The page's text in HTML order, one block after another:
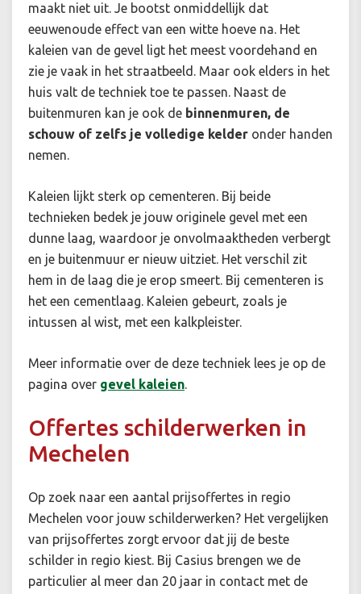
maakt niet uit. Je bootst onmiddellijk dat
eeuwenoude effect van een witte hoeve na. Het
kaleien van de gevel ligt het meest voordehand en
zie je vaak in het straatbeeld. Maar ook elders in het
huis valt de techniek toe te passen. Naast de
buitenmuren kan je ook de binnenmuren, de
schouw of zelfs je volledige kelder onder handen
nemen.
Kaleien lijkt sterk op cementeren. Bij beide
technieken bedek je jouw originele gevel met een
dunne laag, waardoor je onvolmaaktheden verbergt
en je buitenmuur er nieuw uitziet. Het verschil zit
hem in de laag die je erop smeert. Bij cementeren is
het een cementlaag. Kaleien gebeurt, zoals je
intussen al wist, met een kalkpleister.
Meer informatie over de deze techniek lees je op de
pagina over gevel kaleien.
Offertes schilderwerken in
Mechelen
Op zoek naar een aantal prijsoffertes in regio
Mechelen voor jouw schilderwerken? Het vergelijken
van prijsoffertes zorgt ervoor dat jij de beste
schilder in regio kiest. Bij Casius brengen we de
particulier al meer dan 20 jaar in contact met de